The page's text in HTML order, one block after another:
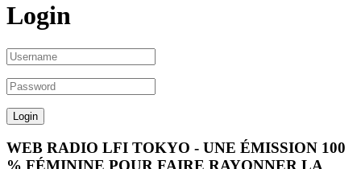
Login
WEB RADIO LFI TOKYO - UNE ÉMISSION 100